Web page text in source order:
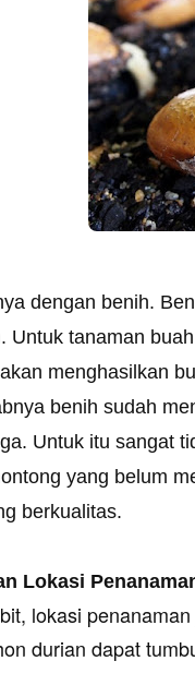
dengan benih.
Untuk tanaman
menghasilkan
benih sudah
Untuk itu sangat
yang belum
berkualitas.
Lokasi
lokasi
durian dapat